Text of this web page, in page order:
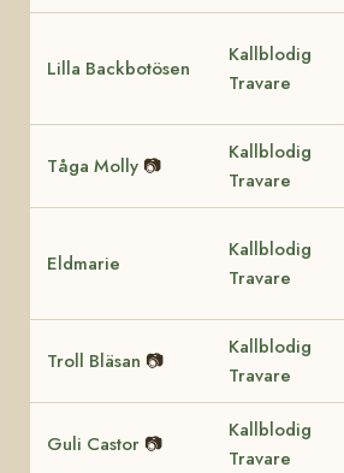
Lilla Backbotösen
Kallblodig
Travare
Tåga Molly 📷
Kallblodig
Travare
Eldmarie
Kallblodig
Travare
Troll Bläsan 📷
Kallblodig
Travare
Guli Castor 📷
Kallblodig
Travare